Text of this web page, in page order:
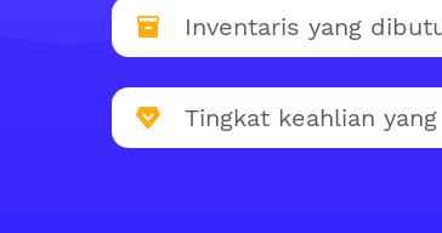
Inventaris yang
Tingkat keahlian